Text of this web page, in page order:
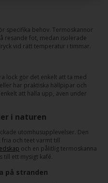
specifika behov. Termoskannor
resande fot, medan isolerade
vid rätt temperatur i timmar.
lock gör det enkelt att ta med
har praktiska hällpipar och
att hälla upp, även under
i naturen
utomhusupplevelser. Den
och teet varmt till
och en pålitlig termoskanna
till ett mysigt kafé.
på stranden